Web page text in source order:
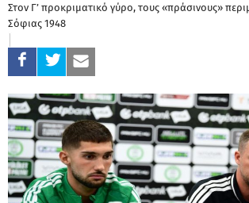
Στον Γ’ προκριματικό γύρο, τους «πράσινους»
Σόφιας 1948